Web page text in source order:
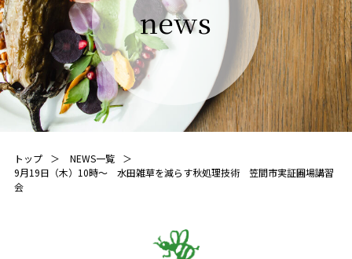
news
トップ
NEWS一覧
9月19日（木）10時〜 水田雑草を減らす秋処理技術 笠間市実証圃場講習
会